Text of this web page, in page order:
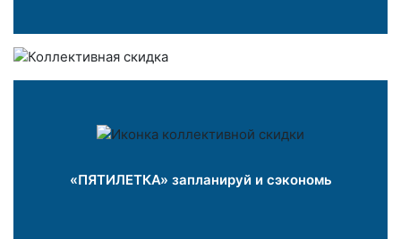
«ПЯТИЛЕТКА» запланируй и сэкономь